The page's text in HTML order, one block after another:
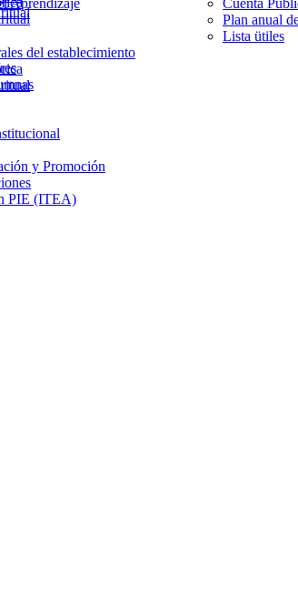
Aprendizaje
del establecimiento
Cuenta
Plan anual
Lista ütiles
y Promoción
PIE (ITEA)